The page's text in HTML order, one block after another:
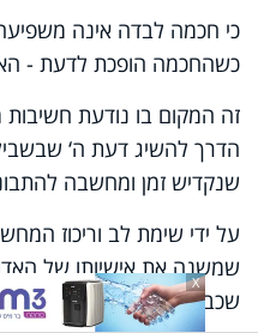
כי חכמה לבדה אינה
כשהחכמה הופכת לדעת -
זה המקום בו נודעת
הדרך להשיג דעת ה‘
שנקדיש זמן ומחשבה
על ידי שימת לב וריכוז
שמשנה את אישיותו של
שכבר נמצאות במוחנו,
X